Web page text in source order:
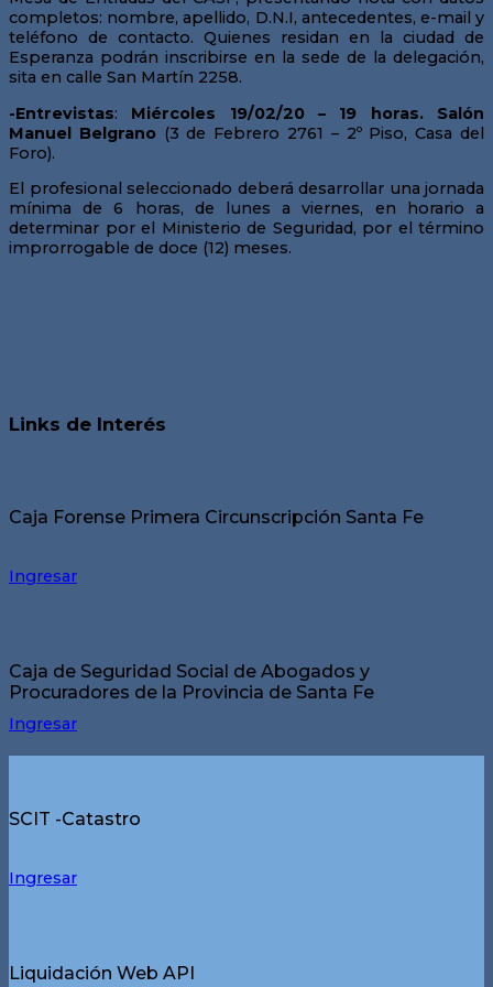
completos: nombre, apellido, D.N.I, antecedentes, e-mail y
teléfono de contacto. Quienes residan en la ciudad de
Esperanza podrán inscribirse en la sede de la delegación,
sita en calle San Martín 2258.
-Entrevistas: Miércoles 19/02/20 – 19 horas. Salón
Manuel Belgrano (3 de Febrero 2761 – 2º Piso, Casa del
Foro).
El profesional seleccionado deberá desarrollar una jornada
mínima de 6 horas, de lunes a viernes, en horario a
determinar por el Ministerio de Seguridad, por el término
improrrogable de doce (12) meses.
Links de Interés
Caja Forense Primera Circunscripción Santa Fe
Ingresar
Caja de Seguridad Social de Abogados y
Procuradores de la Provincia de Santa Fe
Ingresar
SCIT -Catastro
Ingresar
Liquidación Web API